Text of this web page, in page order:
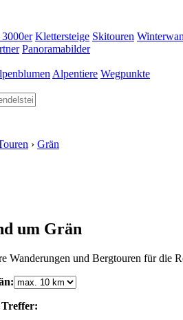
Klettersteige Skitouren
Panoramabilder
Alpentiere Wegpunkte
› Grän
um Grän
Wanderungen und Bergtouren für die
Treffer: